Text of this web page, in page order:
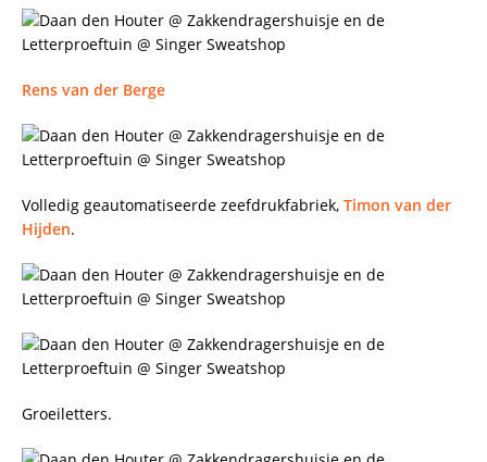
Rens van der Berge
Volledig geautomatiseerde zeefdrukfabriek, Timon van der
Hijden.
Groeiletters.